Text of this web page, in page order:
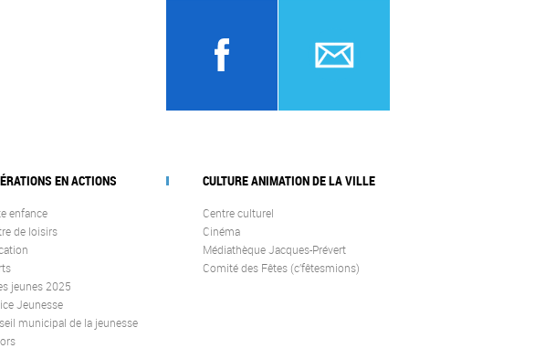
EN ACTIONS
enfance
de loisirs
jeunes 2025
Jeunesse
municipal de la jeunesse
CULTURE ANIMATION DE LA VILLE
Centre culturel
Cinéma
Médiathèque Jacques-Prévert
Comité des Fêtes (c’fêtesmions)